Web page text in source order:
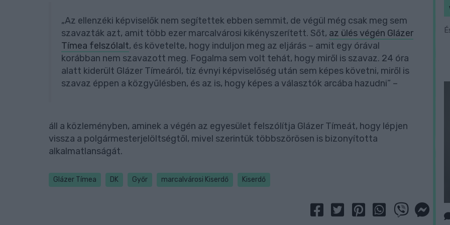
„Az ellenzéki képviselők nem segítettek ebben semmit, de végül még csak meg sem
szavazták azt, amit több ezer marcalvárosi kikényszerített. Sőt, az ülés végén Glázer
Tímea felszólalt, és követelte, hogy induljon meg az eljárás – amit egy órával
korábban nem szavazott meg. Fogalma sem volt tehát, hogy miről is szavaz. 24 óra
alatt kiderült Glázer Tímeáról, tíz évnyi képviselőség után sem képes követni, miről is
szavaz éppen a közgyűlésben, és az is, hogy képes a választók arcába hazudni” –
áll a közleményben, aminek a végén az egyesület felszólítja Glázer Tímeát, hogy lépjen
vissza a polgármesterjelöltségtől, mivel szerintük többszörösen is bizonyította
alkalmatlanságát.
Glázer Tímea DK Győr marcalvárosi Kiserdő Kiserdő